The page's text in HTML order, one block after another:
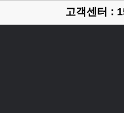
고객센터 :